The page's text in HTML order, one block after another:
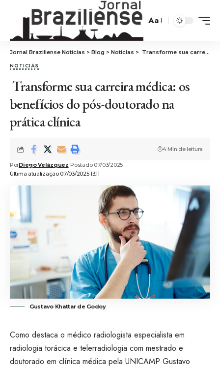
Aa
Jornal Braziliense Notícias > Blog > Noticias > Transforme sua carreira médica: os benefícios do pós-doutorado na prática clínica
NOTICIAS
Transforme sua carreira médica: os
benefícios do pós-doutorado na
prática clínica
Última atualização 07/03/2025 13:11
PorDiego Velázquez Postado 07/03/2025
4 Min de leitura
Gustavo Khattar de Godoy
Como destaca o médico radiologista especialista em
radiologia torácica e telerradiologia com mestrado e
doutorado em clínica médica pela UNICAMP Gustavo